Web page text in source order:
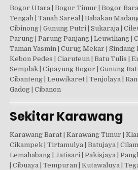
Bogor Utara | Bogor Timur | Bogor
Tengah | Tanah Sareal | Babakan
Cibinong | Gunung Putri | Sukaraja |
Parung | Parung Panjang | Leuwiliang |
Taman Yasmin | Curug Mekar | Sindang
Kebon Pedes | Ciaruteun | Batu Tulis |
Semplak | Cipayung Bogor | Gunung
Cibanteng | Leuwikaret | Tenjolaya |
Gadog | Cibanon
Sekitar Karawang
Karawang Barat | Karawang Timur |
Cikampek | Tirtamulya | Batujaya |
Lemahabang | Jatisari | Pakisjaya |
| Cibuaya | Tempuran | Kutawaluya |